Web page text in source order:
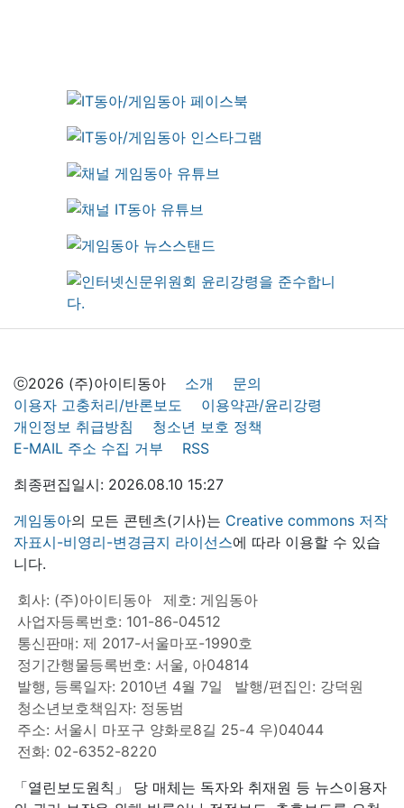
ⓒ2026 (주)아이티동아 소개
문의
이용자 고충처리/반론보도
이용약관/윤리강령
개인정보 취급방침
청소년 보호 정책
E-MAIL 주소 수집 거부
RSS
최종편집일시: 2026.08.10 15:27
게임동아의 모든 콘텐츠(기사)는 Creative commons 저작
자표시-비영리-변경금지 라이선스에 따라 이용할 수 있습
니다.
회사: (주)아이티동아
제호: 게임동아
사업자등록번호: 101-86-04512
통신판매: 제 2017-서울마포-1990호
정기간행물등록번호: 서울, 아04814
발행, 등록일자: 2010년 4월 7일
발행/편집인: 강덕원
청소년보호책임자: 정동범
주소: 서울시 마포구 양화로8길 25-4 우)04044
전화: 02-6352-8220
「열린보도원칙」 당 매체는 독자와 취재원 등 뉴스이용자